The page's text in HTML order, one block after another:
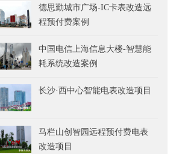
德思勤城市广场-IC卡表改造远
程预付费案例
中国电信上海信息大楼-智慧能
耗系统改造案例
长沙·西中心智能电表改造项目
马栏山创智园远程预付费电表
改造项目